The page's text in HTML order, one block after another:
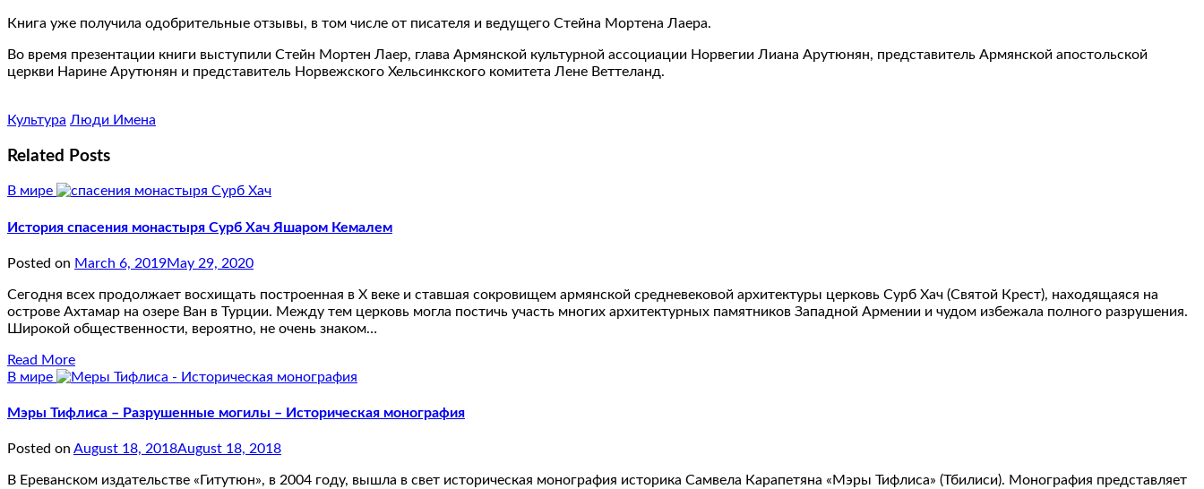
Книга уже получила одобрительные отзывы, в том числе от писателя и ведущего Стейна Мортена Лаера.
Во время презентации книги выступили Стейн Мортен Лаер, глава Армянской культурной ассоциации Норвегии Лиана Арутюнян, представитель Армянской апостольской
церкви Нарине Арутюнян и представитель Норвежского Хельсинкского комитета Лене Веттеланд.
Культура Люди Имена
Related Posts
В мире
История спасения монастыря Сурб Хач Яшаром Кемалем
Posted on March 6, 2019May 29, 2020
Сегодня всех продолжает восхищать построенная в X веке и ставшая сокровищем армянской средневековой архитектуры церковь Сурб Хач (Святой Крест), находящаяся на
острове Ахтамар на озере Ван в Турции. Между тем церковь могла постичь участь многих архитектурных памятников Западной Армении и чудом избежала полного разрушения.
Широкой общественности, вероятно, не очень знаком…
Read More
В мире
Мэры Тифлиса – Разрушенные могилы – Историческая монография
Posted on August 18, 2018August 18, 2018
В Ереванском издательстве «Гитутюн», в 2004 году, вышла в свет историческая монография историка Самвела Карапетяна «Мэры Тифлиса» (Тбилиси). Монография представляет